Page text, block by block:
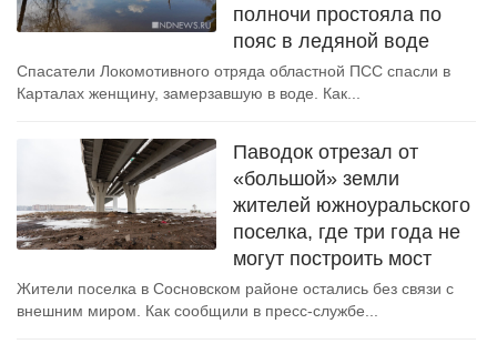
полночи простояла по
пояс в ледяной воде
Спасатели Локомотивного отряда областной ПСС спасли в
Карталах женщину, замерзавшую в воде. Как...
Паводок отрезал от
«большой» земли
жителей южноуральского
поселка, где три года не
могут построить мост
Жители поселка в Сосновском районе остались без связи с
внешним миром. Как сообщили в пресс-службе...